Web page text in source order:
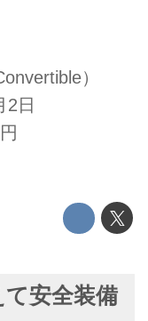
）
2日
安全装備